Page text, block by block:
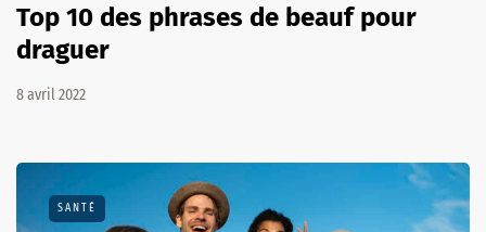
Top 10 des phrases de beauf pour
draguer
8 avril 2022
SANTÉ